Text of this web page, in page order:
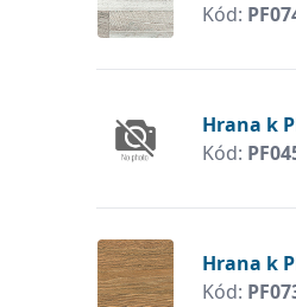
Kód:
Hrana k
Kód:
Hrana k
Kód: